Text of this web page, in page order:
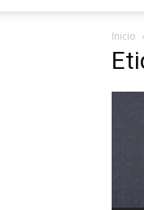
Inicio